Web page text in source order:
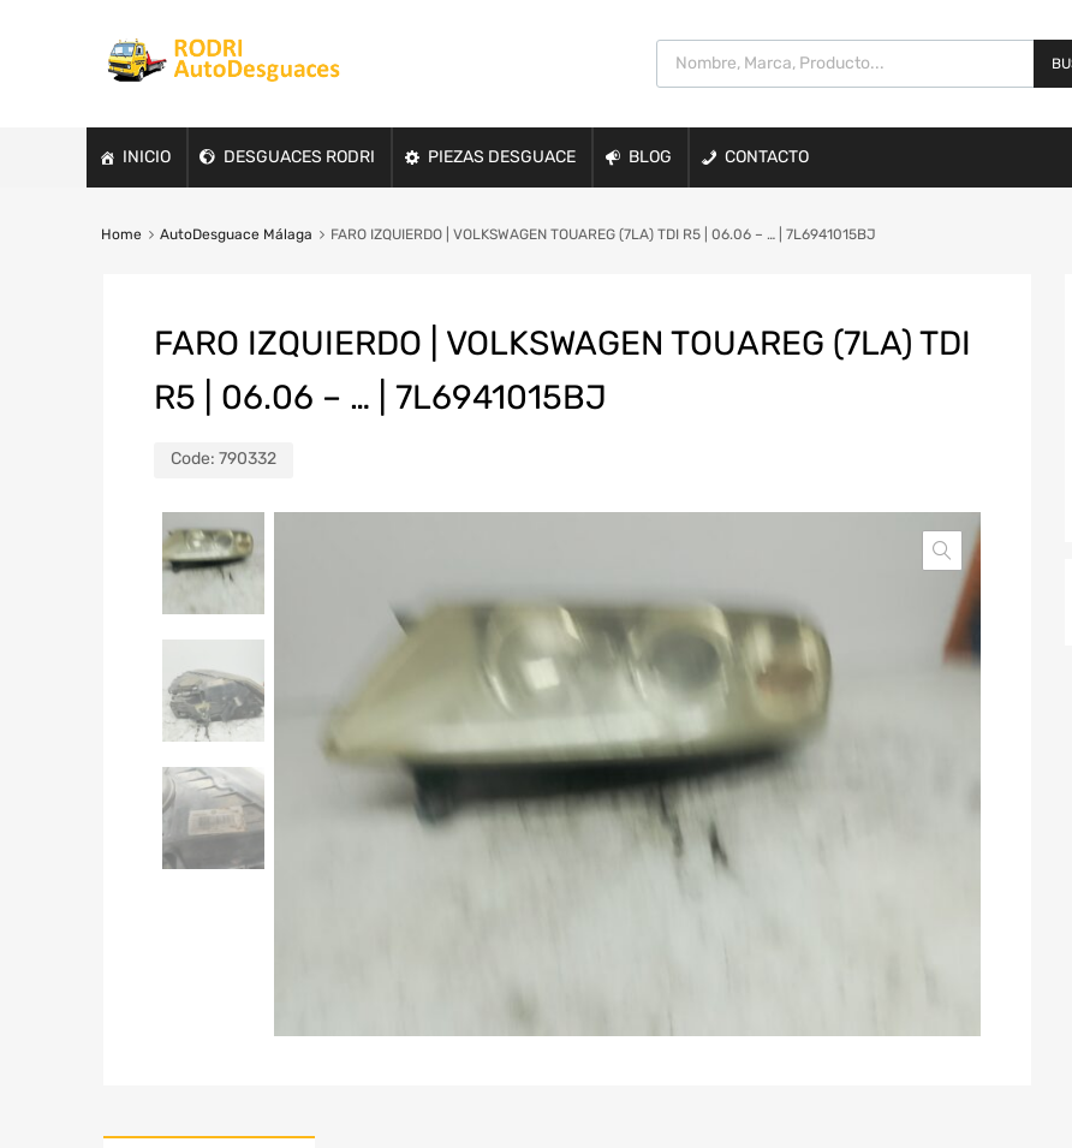
INICIO DESGUACES RODRI PIEZAS DESGUACE BLOG CONTACTO
Home AutoDesguace Málaga FARO IZQUIERDO | VOLKSWAGEN TOUAREG (7LA) TDI R5 | 06.06 – … | 7L6941015BJ
FARO IZQUIERDO | VOLKSWAGEN TOUAREG (7LA) TDI
R5 | 06.06 – … | 7L6941015BJ
Code: 790332